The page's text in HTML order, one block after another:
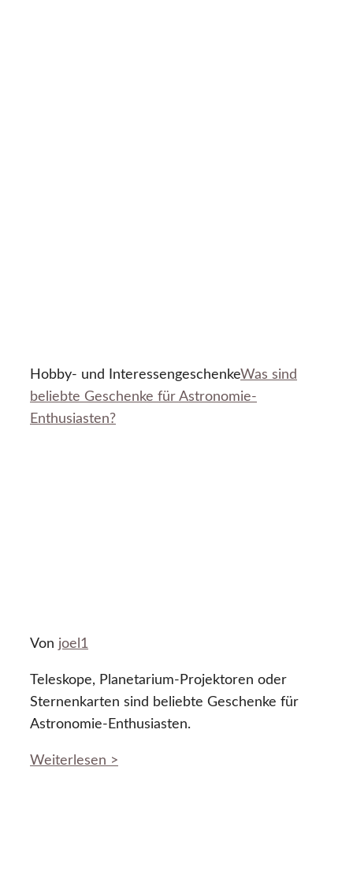
Hobby- und InteressengeschenkeWas sind
beliebte Geschenke für Astronomie-
Enthusiasten?
Von joel1
Teleskope, Planetarium-Projektoren oder
Sternenkarten sind beliebte Geschenke für
Astronomie-Enthusiasten.
Weiterlesen >